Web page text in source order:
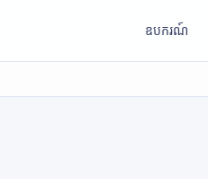
ឧបករណ៍